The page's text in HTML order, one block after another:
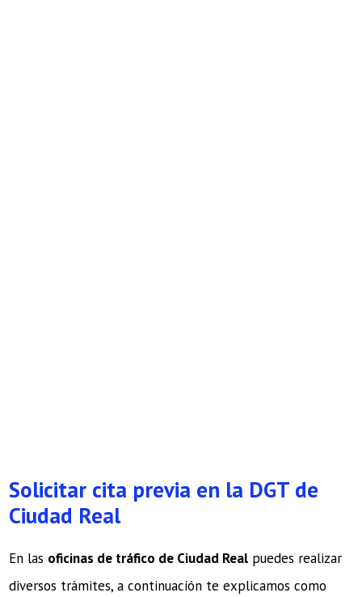
Solicitar cita previa en la DGT de
Ciudad Real
En las oficinas de tráfico de Ciudad Real puedes realizar
diversos trámites, a continuación te explicamos como